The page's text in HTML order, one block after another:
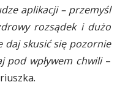
aplikacji – przemyśl
rozsądek i dużo
daj skusić się pozornie
pod wpływem chwili–